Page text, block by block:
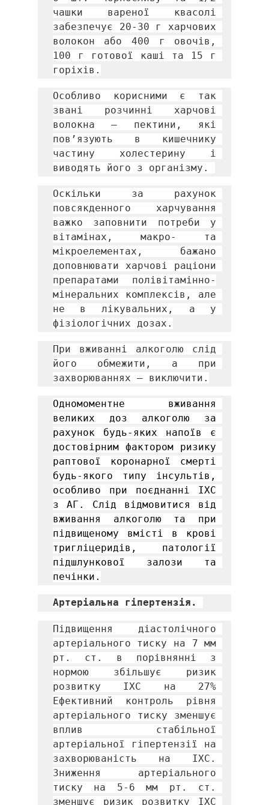
чашки вареної квасолі
забезпечує 20-30 г харчових
волокон або 400 г овочів,
100 г готової каші та 15 г
горіхів.
Особливо корисними є так
звані розчинні харчові
волокна – пектини, які
пов’язують в кишечнику
частину холестерину і
виводять його з організму.
Оскільки за рахунок
повсякденного харчування
важко заповнити потреби у
вітамінах, макро- та
мікроелементах, бажано
доповнювати харчові раціони
препаратами полівітамінно-
мінеральних комплексів, але
не в лікувальних, а у
фізіологічних дозах.
При вживанні алкоголю слід
його обмежити, а при
захворюваннях – виключити.
Одномоментне вживання
великих доз алкоголю за
рахунок будь-яких напоїв є
достовірним фактором ризику
раптової коронарної смерті
будь-якого типу інсультів,
особливо при поєднанні ІХС
з АГ. Слід відмовитися від
вживання алкоголю та при
підвищеному вмісті в крові
тригліцеридів, патології
підшлункової залози та
печінки.
Артеріальна гіпертензія.
Підвищення діастолічного
артеріального тиску на 7 мм
рт. ст. в порівнянні з
нормою збільшує ризик
розвитку ІХС на 27%
Ефективний контроль рівня
артеріального тиску зменшує
вплив стабільної
артеріальної гіпертензії на
захворюваність на ІХС.
Зниження артеріального
тиску на 5-6 мм рт. ст.
зменшує ризик розвитку ІХС